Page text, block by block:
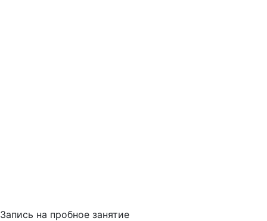
Запись на пробное занятие